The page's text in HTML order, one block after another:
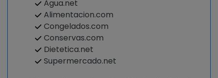
Agua.net
Alimentacion.com
Congelados.com
Conservas.com
Dietetica.net
Supermercado.net